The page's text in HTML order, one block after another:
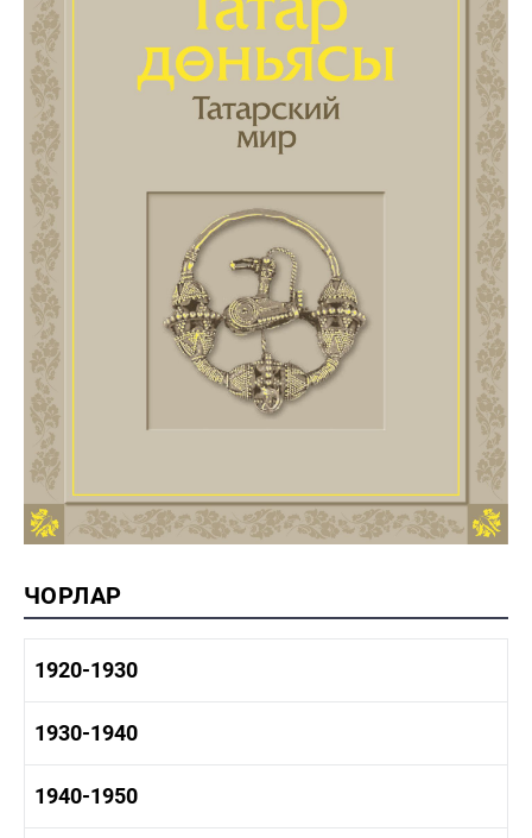
ЧОРЛАР
1920-1930
1920-1930 тарих
1920-1930 мәдәният
1930-1940
1930-1940 тарих
1940-1950